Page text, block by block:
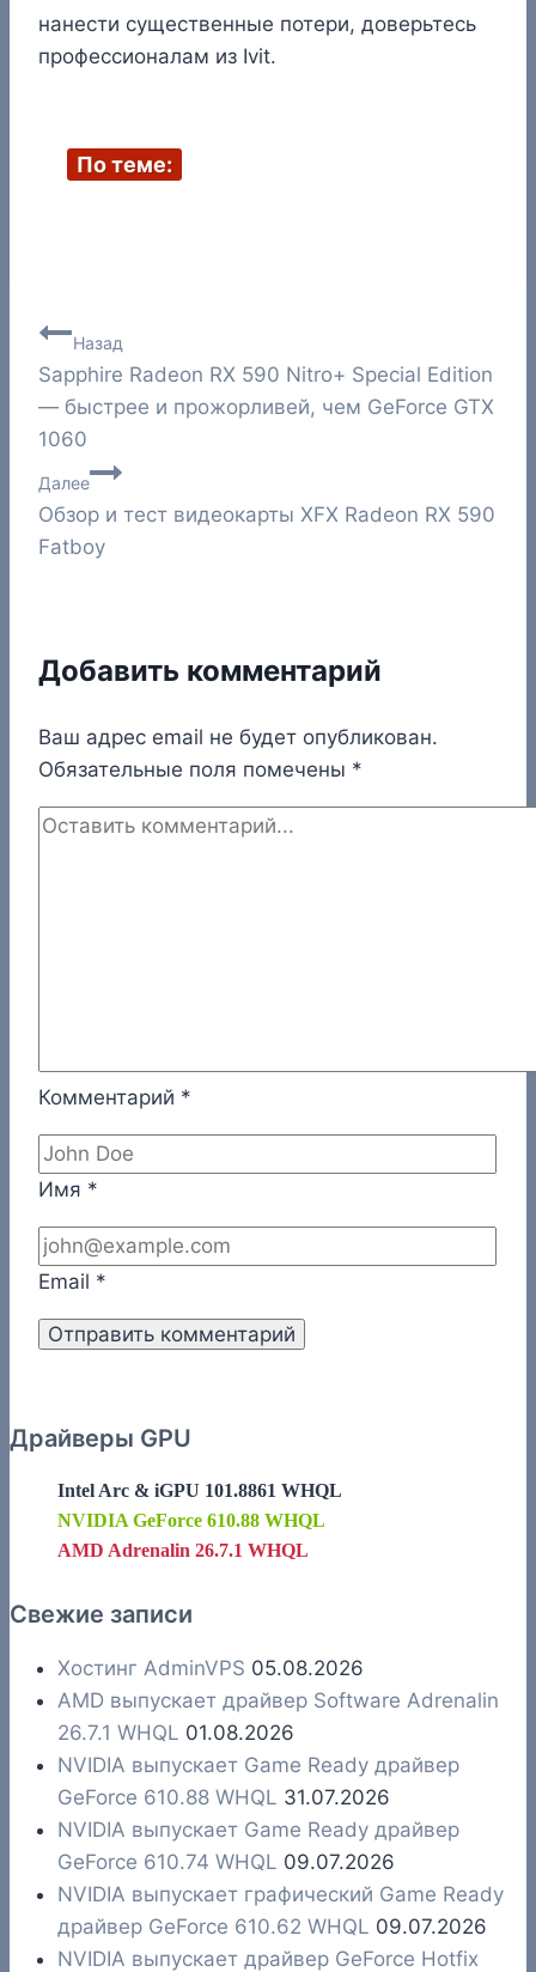
нанести существенные потери, доверьтесь
профессионалам из Ivit.
По теме:
Навигация
по
записям
Назад
Sapphire Radeon RX 590 Nitro+ Special Edition
— быстрее и прожорливей, чем GeForce GTX
1060
Далее
Обзор и тест видеокарты XFX Radeon RX 590
Fatboy
Добавить комментарий
Ваш адрес email не будет опубликован.
Обязательные поля помечены *
Комментарий *
Имя *
Email *
Драйверы GPU
Intel Arc & iGPU 101.8861 WHQL
NVIDIA GeForce 610.88 WHQL
AMD Adrenalin 26.7.1 WHQL
Свежие записи
Хостинг AdminVPS 05.08.2026
AMD выпускает драйвер Software Adrenalin
26.7.1 WHQL 01.08.2026
NVIDIA выпускает Game Ready драйвер
GeForce 610.88 WHQL 31.07.2026
NVIDIA выпускает Game Ready драйвер
GeForce 610.74 WHQL 09.07.2026
NVIDIA выпускает графический Game Ready
драйвер GeForce 610.62 WHQL 09.07.2026
NVIDIA выпускает драйвер GeForce Hotfix